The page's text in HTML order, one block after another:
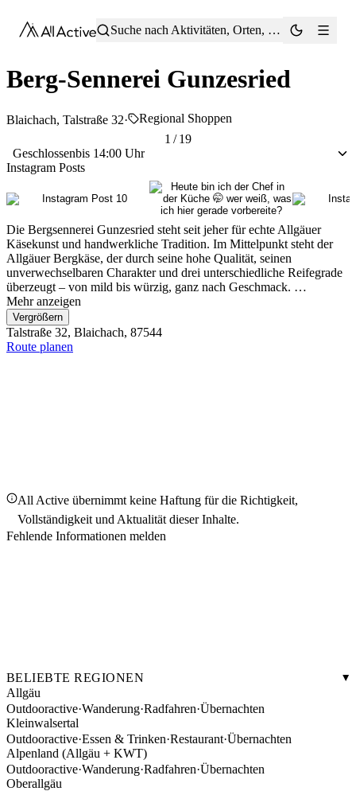
® Suche nach Aktivitäten, Orten, Tipps …
Berg-Sennerei Gunzesried
Blaichach, Talstraße 32·
Regional Shoppen
1 / 19
Geschlossenbis 14:00 Uhr
Instagram Posts
Die Bergsennerei Gunzesried steht seit jeher für echte Allgäuer
Käsekunst und handwerkliche Tradition. Im Mittelpunkt steht der
Allgäuer Bergkäse, der durch seine hohe Qualität, seinen
unverwechselbaren Charakter und drei unterschiedliche Reifegrade
überzeugt – von mild bis würzig, ganz nach Geschmack. …
Mehr anzeigen
Vergrößern
Talstraße 32, Blaichach, 87544
Route planen
All Active übernimmt keine Haftung für die Richtigkeit,
Vollständigkeit und Aktualität dieser Inhalte.
Fehlende Informationen melden
BELIEBTE REGIONEN
Allgäu
Outdooractive·Wanderung·Radfahren·Übernachten
Kleinwalsertal
Outdooractive·Essen & Trinken·Restaurant·Übernachten
Alpenland (Allgäu + KWT)
Outdooractive·Wanderung·Radfahren·Übernachten
Oberallgäu